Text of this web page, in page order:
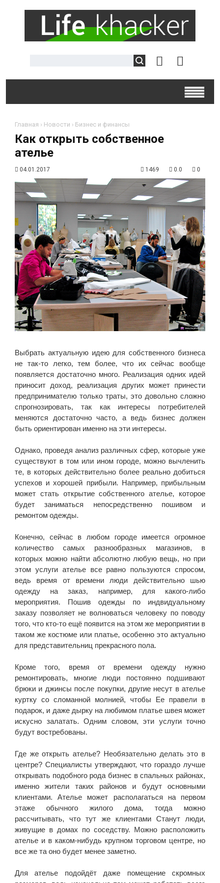
Главная › Новости › Бизнес и финансы
Как открыть собственное
ателье
04.01.2017 1469 0.0 0
Выбрать актуальную идею для собственного бизнеса
не так-то легко, тем более, что их сейчас вообще
появляется достаточно много. Реализация одних идей
приносит доход, реализация других может принести
предпринимателю только траты, это довольно сложно
спрогнозировать, так как интересы потребителей
меняются достаточно часто, а ведь бизнес должен
быть ориентирован именно на эти интересы.
Однако, проведя анализ различных сфер, которые уже
существуют в том или ином городе, можно вычленить
те, в которых действительно более реально добиться
успехов и хорошей прибыли. Например, прибыльным
может стать открытие собственного ателье, которое
будет заниматься непосредственно пошивом и
ремонтом одежды.
Конечно, сейчас в любом городе имеется огромное
количество самых разнообразных магазинов, в
которых можно найти абсолютно любую вещь, но при
этом услуги ателье все равно пользуются спросом,
ведь время от времени люди действительно шью
одежду на заказ, например, для какого-либо
мероприятия. Пошив одежды по индвидуальному
заказу позволяет не волноваться человеку по поводу
того, что кто-то ещё появится на этом же мероприятии в
таком же костюме или платье, особенно это актуально
для представительниц прекрасного пола.
Кроме того, время от времени одежду нужно
ремонтировать, многие люди постоянно подшивают
брюки и джинсы после покупки, другие несут в ателье
куртку со сломанной молнией, чтобы Ее правели в
подарок, и даже дырку на любимом платье швея может
искусно залатать. Одним словом, эти услуги точно
будут востребованы.
Где же открыть ателье? Необязательно делать это в
центре? Специалисты утверждают, что гораздо лучше
открывать подобного рода бизнес в спальных районах,
именно жители таких районов и будут основными
клиентами. Ателье может располагаться на первом
этаже обычного жилого дома, тогда можно
рассчитывать, что тут же клиентами Станут люди,
живущие в домах по соседству. Можно расположить
ателье и в каком-нибудь крупном торговом центре, но
все же та оно будет менее заметно.
Для ателье подойдёт даже помещение скромных